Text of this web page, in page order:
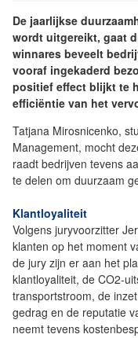
De jaarlijkse
wordt uitgereikt, gaat
winnares beveelt
vooraf ingekaderd
positief effect blijkt te
efficiëntie van het
Tatjana Mirosnicenko,
Management, mocht
raadt bedrijven tevens
te delen om duurzaam
Klantloyaliteit
Volgens juryvoorzitter
klanten op het moment
de jury zijn er aan het
klantloyaliteit, de CO2-
transportstroom, de
gedrag en de reputatie
neemt tevens